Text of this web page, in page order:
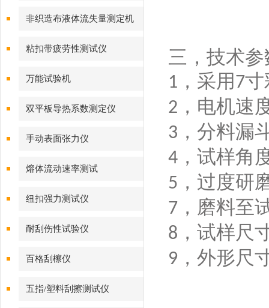
非织造布液体流失量测定机
粘扣带疲劳性测试仪
万能试验机
双平板导热系数测定仪
手动表面张力仪
熔体流动速率测试
纽扣强力测试仪
耐刮伤性试验仪
百格刮檫仪
五指/塑料刮擦测试仪
三， 技术参
1 ，采用 7寸
2 ，电机速
3 ，分料漏
4 ，试样角
5 ，过度研
7 ，磨料至
8 ，试样尺
9 ，外形尺